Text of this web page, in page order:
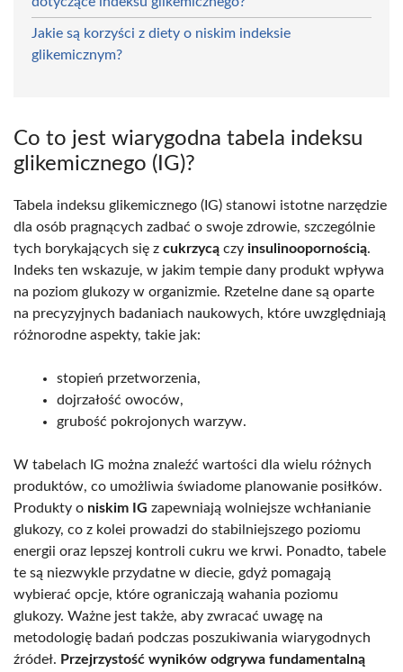
Jakie są korzyści z diety o niskim indeksie
glikemicznym?
Co to jest wiarygodna tabela indeksu
glikemicznego (IG)?
Tabela indeksu glikemicznego (IG) stanowi istotne narzędzie
dla osób pragnących zadbać o swoje zdrowie, szczególnie
tych borykających się z cukrzycą czy insulinoopornością.
Indeks ten wskazuje, w jakim tempie dany produkt wpływa
na poziom glukozy w organizmie. Rzetelne dane są oparte
na precyzyjnych badaniach naukowych, które uwzględniają
różnorodne aspekty, takie jak:
stopień przetworzenia,
dojrzałość owoców,
grubość pokrojonych warzyw.
W tabelach IG można znaleźć wartości dla wielu różnych
produktów, co umożliwia świadome planowanie posiłków.
Produkty o niskim IG zapewniają wolniejsze wchłanianie
glukozy, co z kolei prowadzi do stabilniejszego poziomu
energii oraz lepszej kontroli cukru we krwi. Ponadto, tabele
te są niezwykle przydatne w diecie, gdyż pomagają
wybierać opcje, które ograniczają wahania poziomu
glukozy. Ważne jest także, aby zwracać uwagę na
metodologię badań podczas poszukiwania wiarygodnych
źródeł. Przejrzystość wyników odgrywa fundamentalną